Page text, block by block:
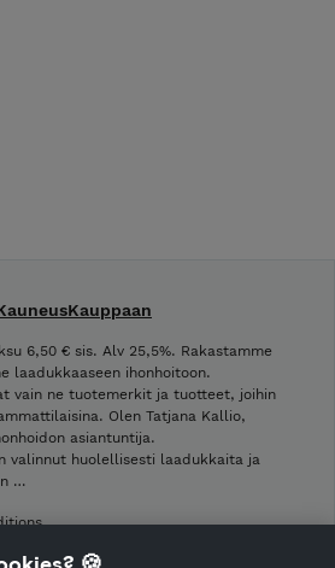
6,50 € sis. Alv 25,5%. Rakastamme
laadukkaaseen ihonhoitoon.
vain ne tuotemerkit ja tuotteet, joihin
Olen Tatjana Kallio,
asiantuntija.
valinnut huolellisesti laadukkaita ja
…